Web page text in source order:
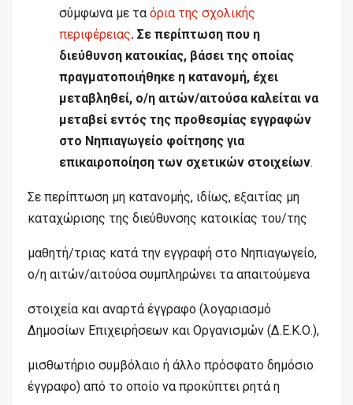
σύμφωνα με τα όρια της σχολικής
περιφέρειας. Σε περίπτωση που η
διεύθυνση κατοικίας, βάσει της οποίας
πραγματοποιήθηκε η κατανομή, έχει
μεταβληθεί, ο/η αιτών/αιτούσα καλείται να
μεταβεί εντός της προθεσμίας εγγραφών
στο Νηπιαγωγείο φοίτησης για
επικαιροποίηση των σχετικών στοιχείων.
Σε περίπτωση μη κατανομής, ιδίως, εξαιτίας μη
καταχώρισης της διεύθυνσης κατοικίας του/της
μαθητή/τριας κατά την εγγραφή στο Νηπιαγωγείο,
ο/η αιτών/αιτούσα συμπληρώνει τα απαιτούμενα
στοιχεία και αναρτά έγγραφο (λογαριασμό
Δημοσίων Επιχειρήσεων και Οργανισμών (Δ.Ε.Κ.Ο.),
μισθωτήριο συμβόλαιο ή άλλο πρόσφατο δημόσιο
έγγραφο) από το οποίο να προκύπτει ρητά η